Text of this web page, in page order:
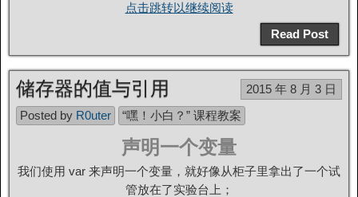
点击跳转以继续阅读
Read Post
储存器的值与引用
2015 年 8 月 3 日
Posted by R0uter “嘿！小白？” 课程教案
声明一个变量
我们使用 var 来声明一个变量，就好像从柜子里拿出了一个试
管放在了实验台上；